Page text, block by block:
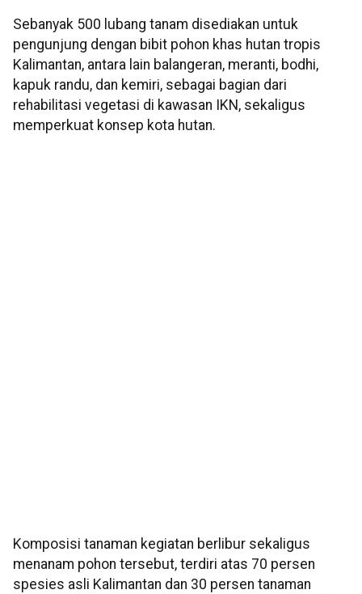
Sebanyak 500 lubang tanam disediakan untuk
pengunjung dengan bibit pohon khas hutan tropis
Kalimantan, antara lain balangeran, meranti, bodhi,
kapuk randu, dan kemiri, sebagai bagian dari
rehabilitasi vegetasi di kawasan IKN, sekaligus
memperkuat konsep kota hutan.
Komposisi tanaman kegiatan berlibur sekaligus
menanam pohon tersebut, terdiri atas 70 persen
spesies asli Kalimantan dan 30 persen tanaman